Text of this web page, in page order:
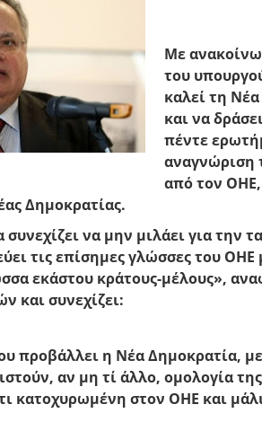
Με
του
καλεί τη Νέα
και να
πέντε
αναγνώριση
από τον ΟΗΕ,
Δημοκρατίας.
να μην μιλάει για την
τις επίσημες γλώσσες του
εκάστου κράτους-μέλους»,
και συνεχίζει:
προβάλλει η Νέα Δημοκρατία,
αν μη τί άλλο, ομολογία
κατοχυρωμένη στον ΟΗΕ και